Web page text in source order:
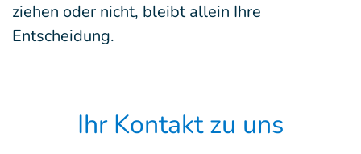
ziehen oder nicht, bleibt allein Ihre
Entscheidung.
Ihr Kontakt zu uns